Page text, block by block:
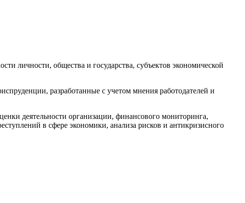
личности, общества и государства, субъектов экономической
разработанные с учетом мнения работодателей и
деятельности организации, финансового мониторинга,
в сфере экономики, анализа рисков и антикризисного